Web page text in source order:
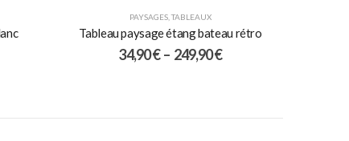
PAYSAGES TABLEAUX
Tableau paysage étang bateau rétro
34,90€ – 249,90€